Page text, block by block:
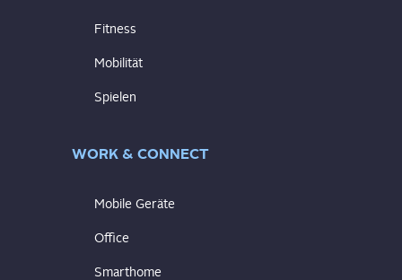
Fitness
Mobilität
Spielen
WORK & CONNECT
Mobile Geräte
Office
Smarthome